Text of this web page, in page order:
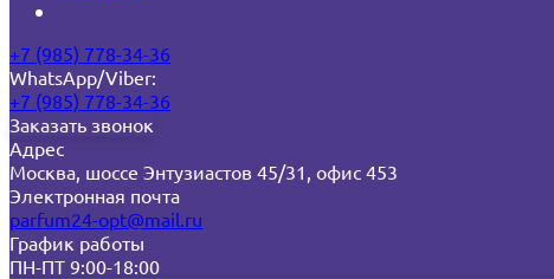
+7 (985) 778-34-36
WhatsApp/Viber:
+7 (985) 778-34-36
Заказать звонок
Адрес
Москва, шоссе Энтузиастов 45/31, офис 453
Электронная почта
parfum24-opt@mail.ru
График работы
ПН-ПТ 9:00-18:00